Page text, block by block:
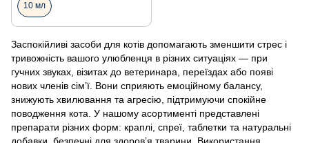
Заспокійливі засоби для котів допомагають зменшити стрес і
тривожність вашого улюбленця в різних ситуаціях — при
гучних звуках, візитах до ветеринара, переїздах або появі
нових членів сім’ї. Вони сприяють емоційному балансу,
знижують хвилювання та агресію, підтримуючи спокійне
поводження кота. У нашому асортименті представлені
препарати різних форм: краплі, спреї, таблетки та натуральні
добавки, безпечні для здоров’я тварини. Використання
10 мл